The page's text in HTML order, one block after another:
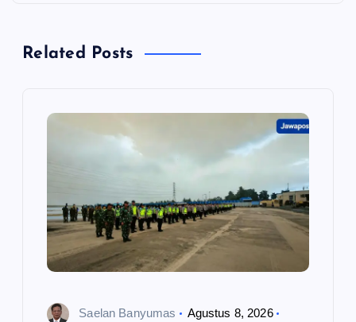
sRelated Posts
Saelan Banyumas
Agustus 8, 2026